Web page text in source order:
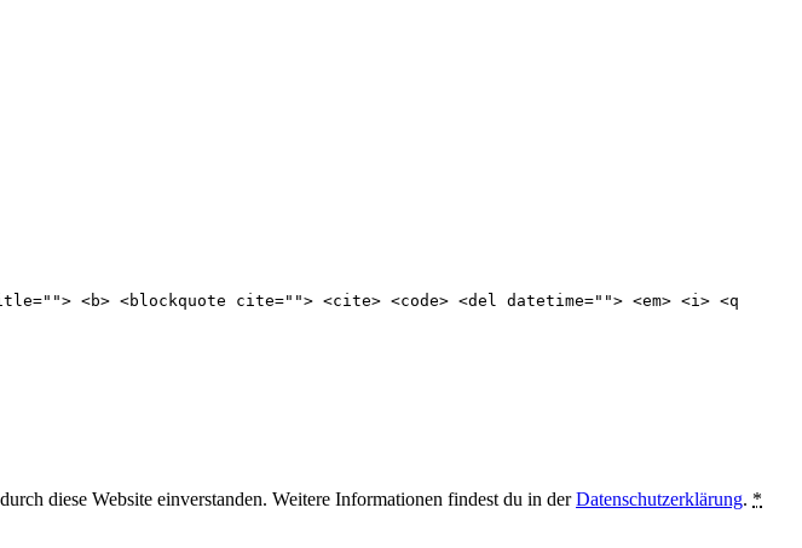
<b> <blockquote cite=""> <cite> <code> <del datetime=""> <em> <i> <q
diese Website einverstanden. Weitere Informationen findest du in derDatenschutzerklärung. *